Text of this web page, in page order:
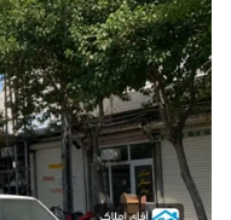
محله گردی
معماری
ملکی
همایش و نمایشگاه